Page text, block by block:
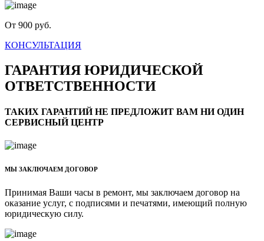
От 900 руб.
КОНСУЛЬТАЦИЯ
ГАРАНТИЯ ЮРИДИЧЕСКОЙ
ОТВЕТСТВЕННОСТИ
ТАКИХ ГАРАНТИЙ НЕ ПРЕДЛОЖИТ ВАМ НИ ОДИН
СЕРВИСНЫЙ ЦЕНТР
МЫ ЗАКЛЮЧАЕМ ДОГОВОР
Принимая Ваши часы в ремонт, мы заключаем договор на
оказание услуг, с подписями и печатями, имеющий полную
юридическую силу.